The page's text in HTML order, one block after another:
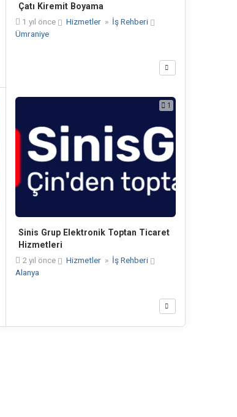
Çatı Kiremit Boyama
1 yıl önce
Hizmetler » İş Rehberi
Ümraniye
1
Sinis Grup Elektronik Toptan Ticaret
Hizmetleri
2 yıl önce
Hizmetler » İş Rehberi
Alanya